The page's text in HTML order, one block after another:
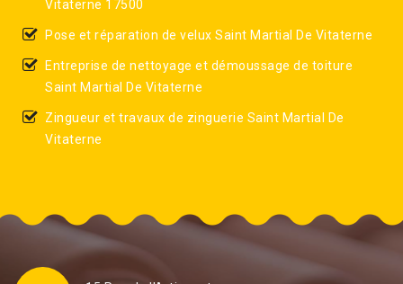
Vitaterne 17500
Pose et réparation de velux Saint Martial De Vitaterne
Entreprise de nettoyage et démoussage de toiture
Saint Martial De Vitaterne
Zingueur et travaux de zinguerie Saint Martial De
Vitaterne